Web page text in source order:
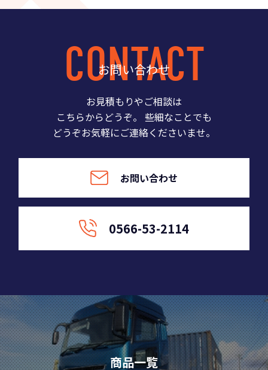
お問い合わせ
CONTACT
お見積もりやご相談は
こちらからどうぞ。
些細なことでも
どうぞお気軽にご連絡くださいませ。
お問い合わせ
0566-53-2114
商品一覧